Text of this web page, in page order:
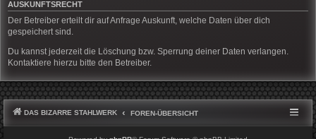
AUSKUNFTSRECHT
Der Betreiber erteilt dir auf Anfrage Auskunft, welche Daten über dich
gespeichert sind.
Du kannst jederzeit die Löschung bzw. Sperrung deiner Daten verlangen.
Kontaktiere hierzu bitte den Betreiber.
DAS BIZARRE STAHLWERK FOREN-ÜBERSICHT